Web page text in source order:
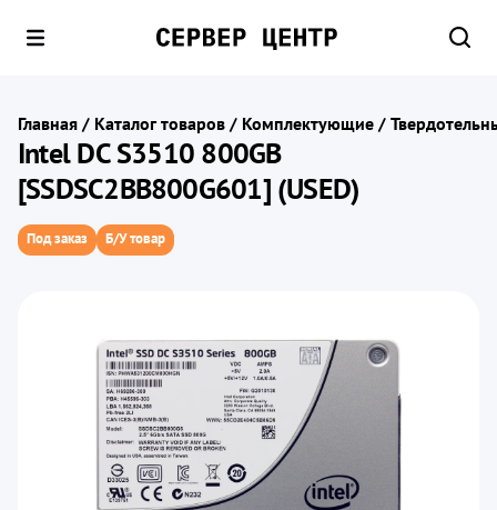
Главная / Каталог товаров / Комплектующие /
Intel DC S3510 800GB
[SSDSC2BB800G601] (USED)
Под заказ Б/У товар